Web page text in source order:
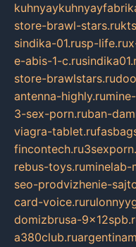
store-brawl-stars.ru
sindika-01.rusp-life.ru
e-abis-1-c.ru
store-brawlstars.ru
antenna-highly.ru
3-sex-porn.ruban-
viagra-tablet.ru
fincontech.ru
rebus-toys.ruminelab-
seo-prodvizhenie-
card-voice.ru
domizbrusa-
a380club.ru